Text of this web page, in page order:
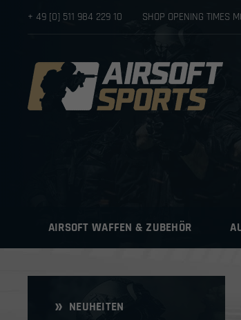
+ 49 [0] 511 984 229 10 SHOP OPENING TIMES
AIRSOFT WAFFEN & ZUBEHÖR
NEUHEITEN